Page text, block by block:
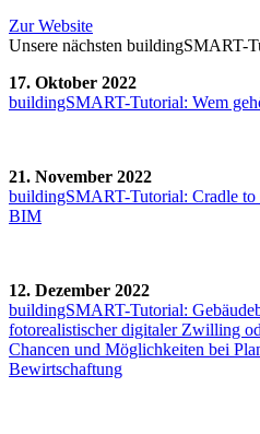
Zur Website
Unsere nächsten buildingSMART-
17. Oktober 2022
buildingSMART-Tutorial: Wem
21. November 2022
buildingSMART-Tutorial: Cradle to
BIM
12. Dezember 2022
buildingSMART-Tutorial:
fotorealistischer digitaler Zwilling
Chancen und Möglichkeiten bei
Bewirtschaftung